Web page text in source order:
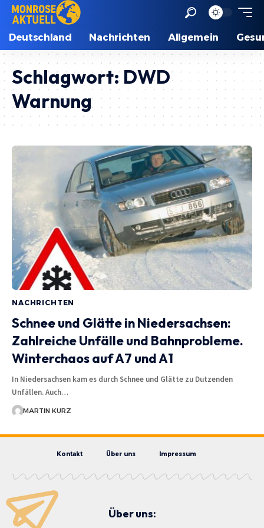
Deutschland Nachrichten Allgemein
Schlagwort: DWD
Warnung
NACHRICHTEN
Schnee und Glätte in Niedersachsen:
Zahlreiche Unfälle und Bahnprobleme.
Winterchaos auf A7 und A1
In Niedersachsen kam es durch Schnee und Glätte zu Dutzenden
Unfällen. Auch…
MARTIN KURZ
Kontakt Über uns Impressum
Über uns: